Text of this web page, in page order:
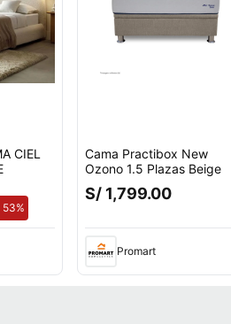
CIEL
53%
Cama Practibox New
Ozono 1.5 Plazas Beige
S/ 1,799.00
Promart